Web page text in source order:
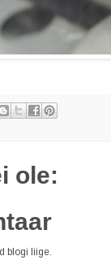
ole:
blogi liige.